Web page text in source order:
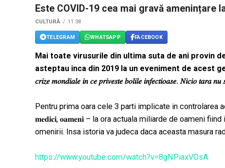
Este COVID-19 cea mai gravă amenințare
CULTURĂ 11:38
TELEGRAM WHATSAPP FACEBOOK
Mai toate virusurile din ultima suta de ani provin
asteptau inca din 2019 la un eveniment de acest gen.
𝑐𝑟𝑖𝑧𝑒 𝑚𝑜𝑛𝑑𝑖𝑎𝑙𝑒 𝑖𝑛 𝑐𝑒 𝑝𝑟𝑖𝑣𝑒𝑠𝑡𝑒 𝑏𝑜𝑙𝑖𝑙𝑒 𝑖𝑛𝑓𝑒𝑐𝑡𝑖𝑜𝑎𝑠𝑒. 𝑁𝑖𝑐𝑖𝑜 𝑡𝑎𝑟𝑎 𝑛𝑢
Pentru prima oara cele 3 parti implicate in controlarea
𝐦𝐞𝐝𝐢𝐜𝐢, 𝐨𝐚𝐦𝐞𝐧𝐢 – la ora actuala miliarde de oameni
omenirii. Insa istoria va judeca daca aceasta masura
https://www.youtube.com/watch?v=8gNPiaxVOsA